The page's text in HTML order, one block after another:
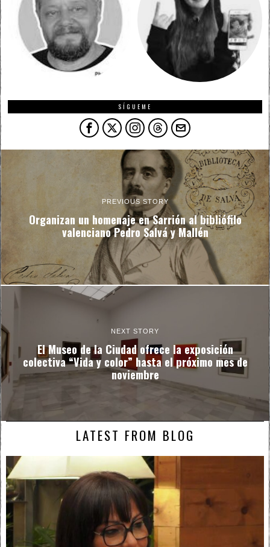
SÍGUEME
PREVIOUS STORY
Organizan un homenaje en Sarrión al bibliófilo
valenciano Pedro Salvá y Mallén
NEXT STORY
El Museo de la Ciudad ofrece la exposición
colectiva “Vida y color” hasta el próximo mes de
noviembre
LATEST FROM BLOG